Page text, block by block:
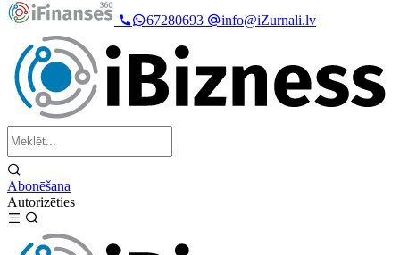
67280693
info@iZurnali.lv
Abonēšana
Autorizēties